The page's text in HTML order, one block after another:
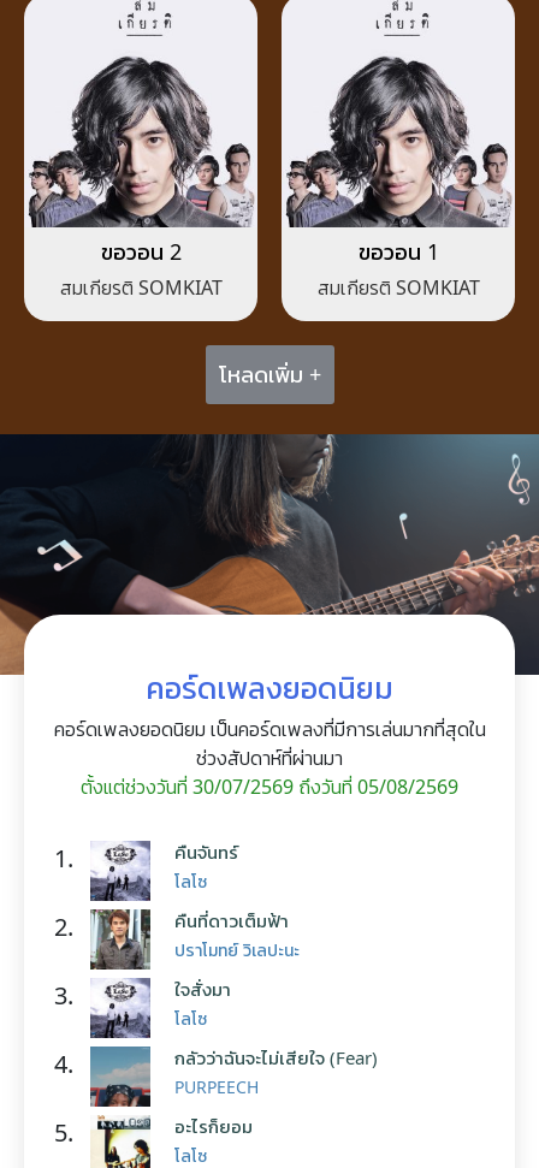
ขอวอน 2
สมเกียรติ SOMKIAT
ขอวอน 1
สมเกียรติ SOMKIAT
โหลดเพิ่ม +
คอร์ดเพลงยอดนิยม
คอร์ดเพลงยอดนิยม เป็นคอร์ดเพลงที่มีการเล่นมากที่สุดใน
ช่วงสัปดาห์ที่ผ่านมา
ตั้งแต่ช่วงวันที่ 30/07/2569 ถึงวันที่ 05/08/2569
1. คืนจันทร์
โลโซ
2. คืนที่ดาวเต็มฟ้า
ปราโมทย์ วิเลปะนะ
3. ใจสั่งมา
โลโซ
4. กลัวว่าฉันจะไม่เสียใจ (Fear)
PURPEECH
5. อะไรก็ยอม
โลโซ